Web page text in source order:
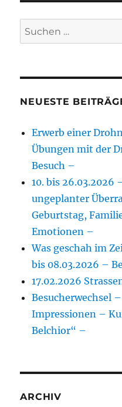
Suchen
nach:
NEUESTE
Erwerb einer
Übungen mit der
Besuch –
10. bis 26.03.2026
ungeplanter
Geburtstag,
Emotionen –
Was geschah im
bis 08.03.2026 –
17.02.2026
Besucherwechsel
Impressionen –
Belchior“ –
ARCHIV